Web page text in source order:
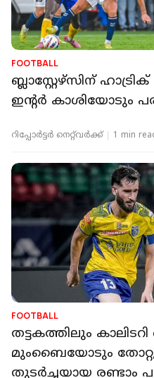
FOOTBALL
ബ്ലാസ്റ്റേഴ്‌സിന്
ഇന്‍റര്‍ കാശിയോടും
റിപ്പോർട്ടർ നെറ്റ്‌വര്‍ക്ക്‌ 1 min
FOOTBALL
തട്ടകത്തിലും കാലിടറി
മുംബൈയോടും
തുടര്‍ച്ചയായ രണ്ടാം